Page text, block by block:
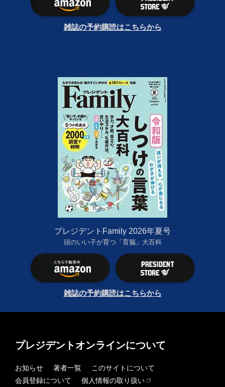
雑誌の予約購読はこちらから
プレジデントFamily 2026年夏号
頭のいい子が育つ「育脳」大百科
雑誌の予約購読はこちらから
プレジデントオンラインについて
お知らせ 著者一覧
このサイトについて
会員登録について
個人情報の取り扱い